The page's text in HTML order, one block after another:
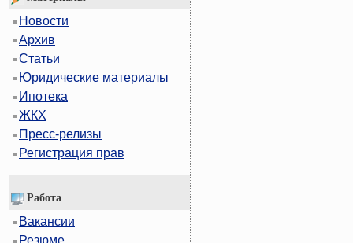
Новости
Архив
Статьи
Юридические материалы
Ипотека
ЖКХ
Пресс-релизы
Регистрация прав
Работа
Вакансии
Резюме